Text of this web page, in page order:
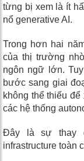
từng bị xem là ít
nổ generative AI.
Trong hơn hai
của thị trường
ngôn ngữ lớn.
bước sang giai
không thể thiếu
các hệ thống
Đây là sự thay
infrastructure toàn